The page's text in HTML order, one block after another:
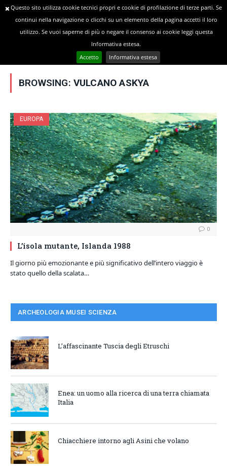
Posts Tagged "Vulcano Askya"
BROWSING: VULCANO ASKYA
EUROPA
0
L’isola mutante, Islanda 1988
Il giorno più emozionante e più significativo dell’intero viaggio è
stato quello della scalata…
ARCHEOLOGIA MUSEI SCIENZA
L’affascinante Tuscia degli Etruschi
Enea: un uomo alla ricerca di una terra chiamata
Italia
Chiacchiere intorno agli Asini che volano
Questo sito utilizza cookie tecnici propri e cookie di profilazione di terze parti. Se
continui nella navigazione o clicchi su un elemento della pagina accetti il loro
utilizzo. Se vuoi saperne di più o negare il consenso ai cookie leggi questa
Informativa estesa.
Accetto
Informativa estesa